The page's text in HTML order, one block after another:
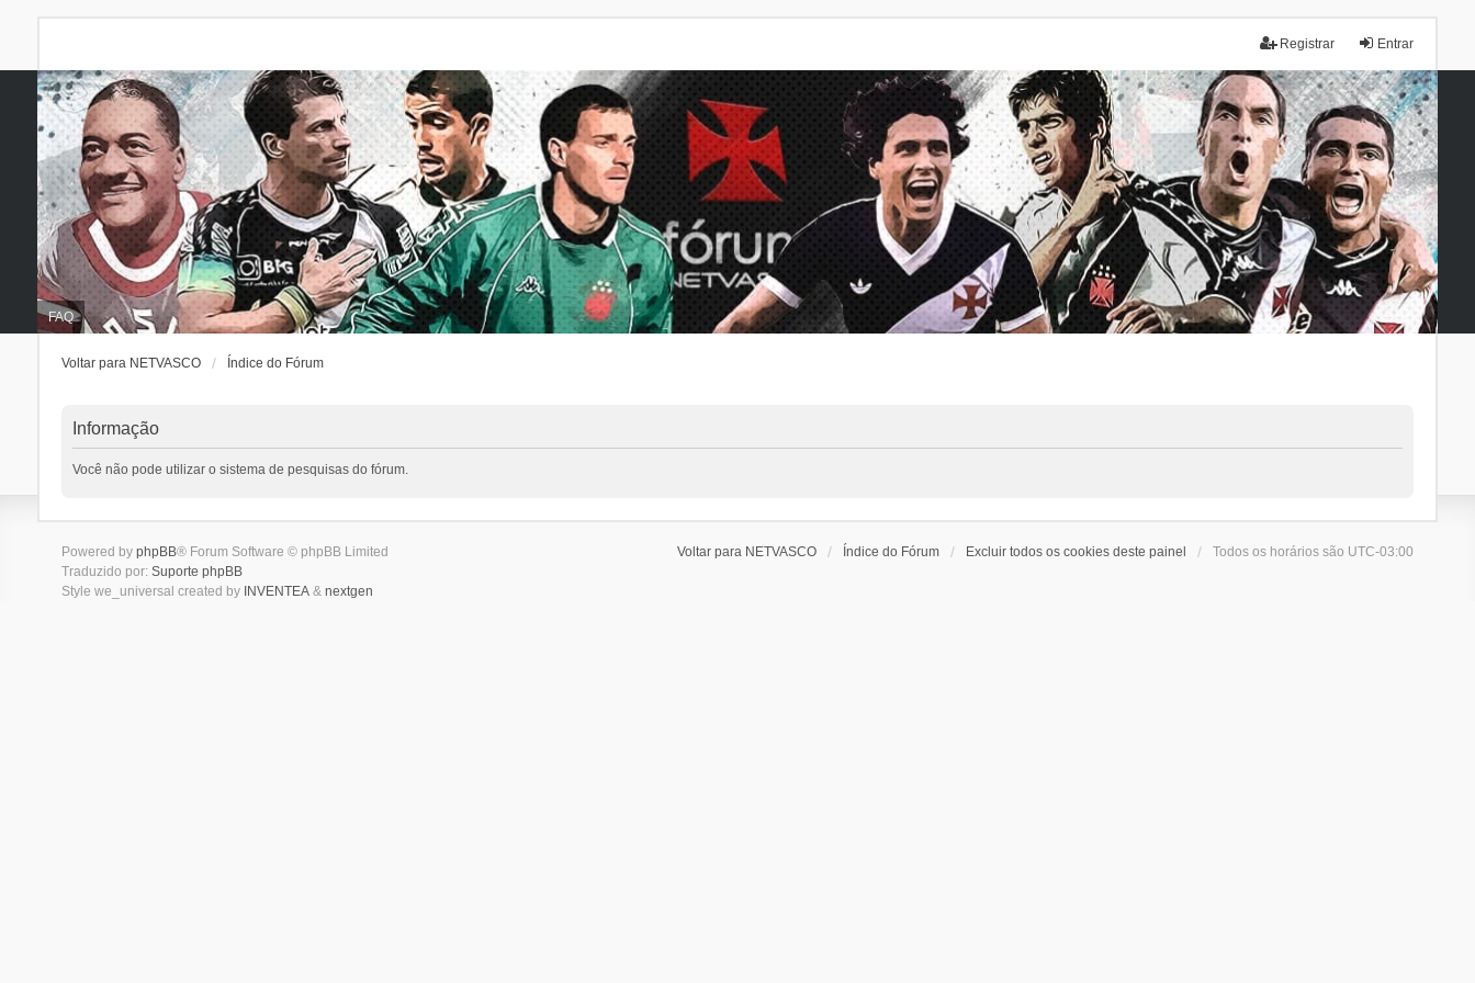
Entrar
Registrar
FAQ
Voltar para NETVASCO Índice do Fórum
Informação
Você não pode utilizar o sistema de pesquisas do fórum.
Voltar para NETVASCO Índice do Fórum Excluir todos os cookies deste painel Todos os horários são UTC-03:00
Powered by phpBB® Forum Software © phpBB Limited
Traduzido por: Suporte phpBB
Style we_universal created by INVENTEA& nextgen